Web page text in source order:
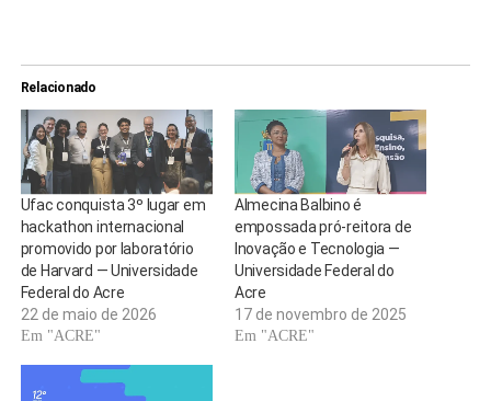
Relacionado
Ufac conquista 3º lugar em
hackathon internacional
promovido por laboratório
de Harvard — Universidade
Federal do Acre
22 de maio de 2026
Em "ACRE"
Almecina Balbino é
empossada pró-reitora de
Inovação e Tecnologia —
Universidade Federal do
Acre
17 de novembro de 2025
Em "ACRE"